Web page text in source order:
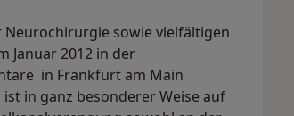
sowie vielfältigen
Januar 2012 in der
in Frankfurt am Main
in ganz besonderer Weise auf